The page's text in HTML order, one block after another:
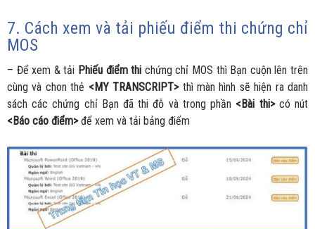
7. Cách xem và tải phiếu điểm thi chứng chỉ
MOS
– Để xem & tải Phiếu điểm thi chứng chỉ MOS thì Bạn cuộn lên trên
cùng và chon thẻ <MY TRANSCRIPT>thì màn hình sẽ hiện ra danh
sách các chứng chỉ Bạn đã thi đỗ và trong phần <Bài thi>có nút
<Báo cáo điểm>để xem và tải bảng điểm